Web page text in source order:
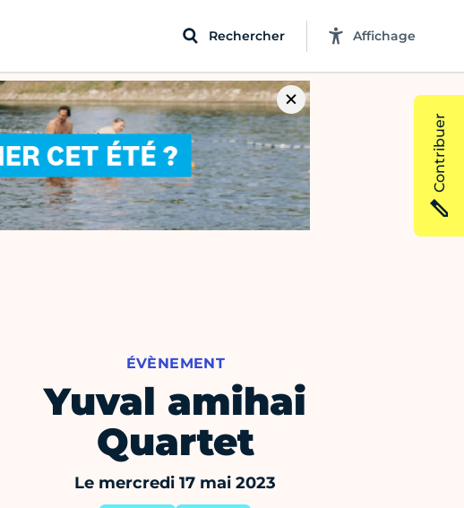
Rechercher Affichage
ÉVÈNEMENT
Yuval amihai
Quartet
Le mercredi 17 mai 2023
Contribuer